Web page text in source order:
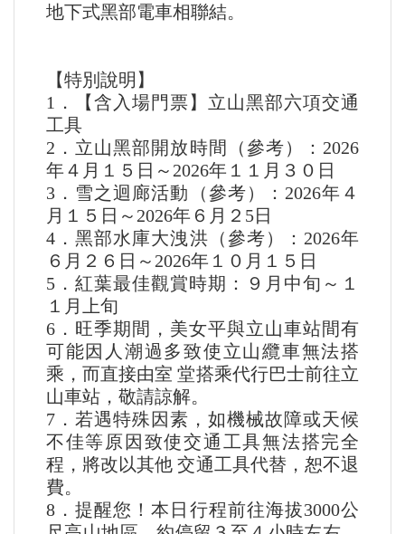
地下式黑部電車相聯結。
【特別說明】
1．【含入場門票】立山黑部六項交通
工具
2．立山黑部開放時間（參考）：2026
年４月１５日～2026年１１月３０日
3．雪之迴廊活動（參考）：2026年４
月１５日～2026年６月２5日
4．黑部水庫大洩洪（參考）：2026年
６月２６日～2026年１０月１５日
5．紅葉最佳觀賞時期：９月中旬～１
１月上旬
6．旺季期間，美女平與立⼭⾞站間有
可能因⼈潮過多致使立⼭纜⾞無法搭
乘，⽽直接由室 堂搭乘代⾏巴⼠前往立
⼭⾞站，敬請諒解。
7．若遇特殊因素，如機械故障或天候
不佳等原因致使交通⼯具無法搭完全
程，將改以其他 交通⼯具代替，恕不退
費。
8．提醒您！本⽇⾏程前往海拔3000公